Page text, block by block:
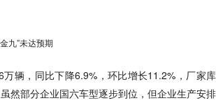
辆，同比下降6.9%，环比增长11.2%，厂家库
然部分企业国六车型逐步到位，但企业生产安排